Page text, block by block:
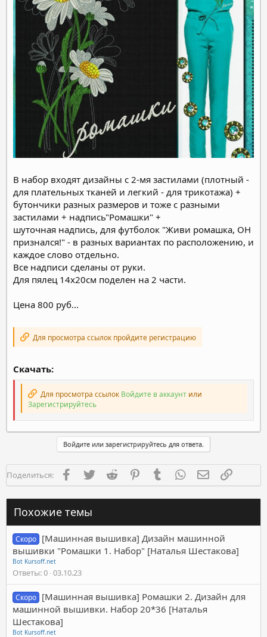
В набор входят дизайны с 2-мя застилами (плотный -
для плательных тканей и легкий - для трикотажа) +
бутончики разных размеров и тоже с разными
застилами + надпись"Ромашки" +
шуточная надпись, для футболок "Живи ромашка, ОН
признался!" - в разных вариантах по расположению, и
каждое слово отдельно.
Все надписи сделаны от руки.
Для пялец 14х20см поделен на 2 части.
Цена 800 руб...
Для просмотра ссылок пройдите регистрацию
Скачать:
Для просмотра ссылок Войдите в аккаунт или
Зарегистрируйтесь
Войдите или зарегистрируйтесь для ответа.
Поделиться: FacebookTwitter Reddit PinterestTumblr WhatsAppЭлектронная
Похожие темы
Скоро [Машинная вышивка] Дизайн машинной
вышивки "Ромашки 1. Набор" [Наталья Шестакова]
Bot Kursoff.net
Ответы 0 03.10.23
Скоро [Машинная вышивка] Ромашки 2. Дизайн для
машинной вышивки. Набор 20*36 [Наталья
Шестакова]
Bot Kursoff.net